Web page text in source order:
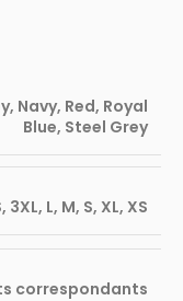
, Navy, Red, Royal
Blue, Steel Grey
, 3XL, L, M, S, XL, XS
correspondants